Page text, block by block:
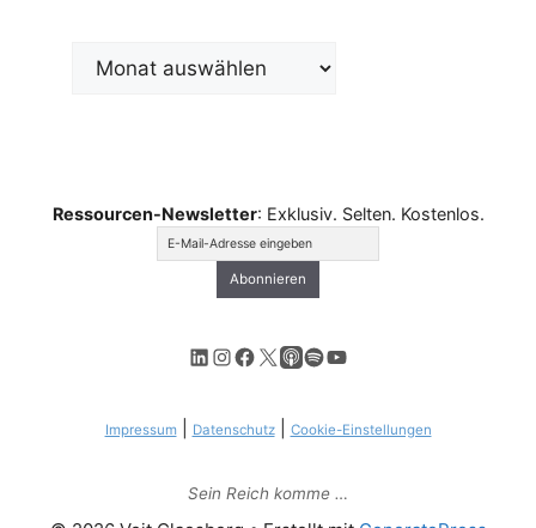
Archiv
Ressourcen-Newsletter: Exklusiv. Selten. Kostenlos.
LinkedIn
Instagram
Facebook
X Apple Podcasts
Spotify
YouTube
Impressum| Datenschutz| Cookie-Einstellungen
Sein Reich komme …